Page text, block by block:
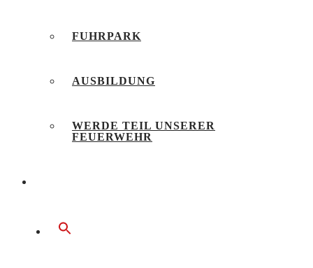
FUHRPARK
AUSBILDUNG
WERDE TEIL UNSERER
FEUERWEHR